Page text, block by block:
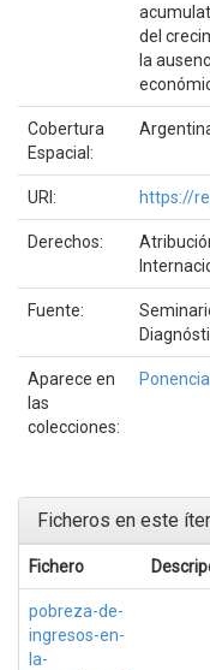
del
la
Cobertura
Espacial:
URI: https://
Derechos:
Fuente:
Aparece en
las
colecciones:
Ficheros en este
Fichero
pobreza-de-
ingresos-en-
la-